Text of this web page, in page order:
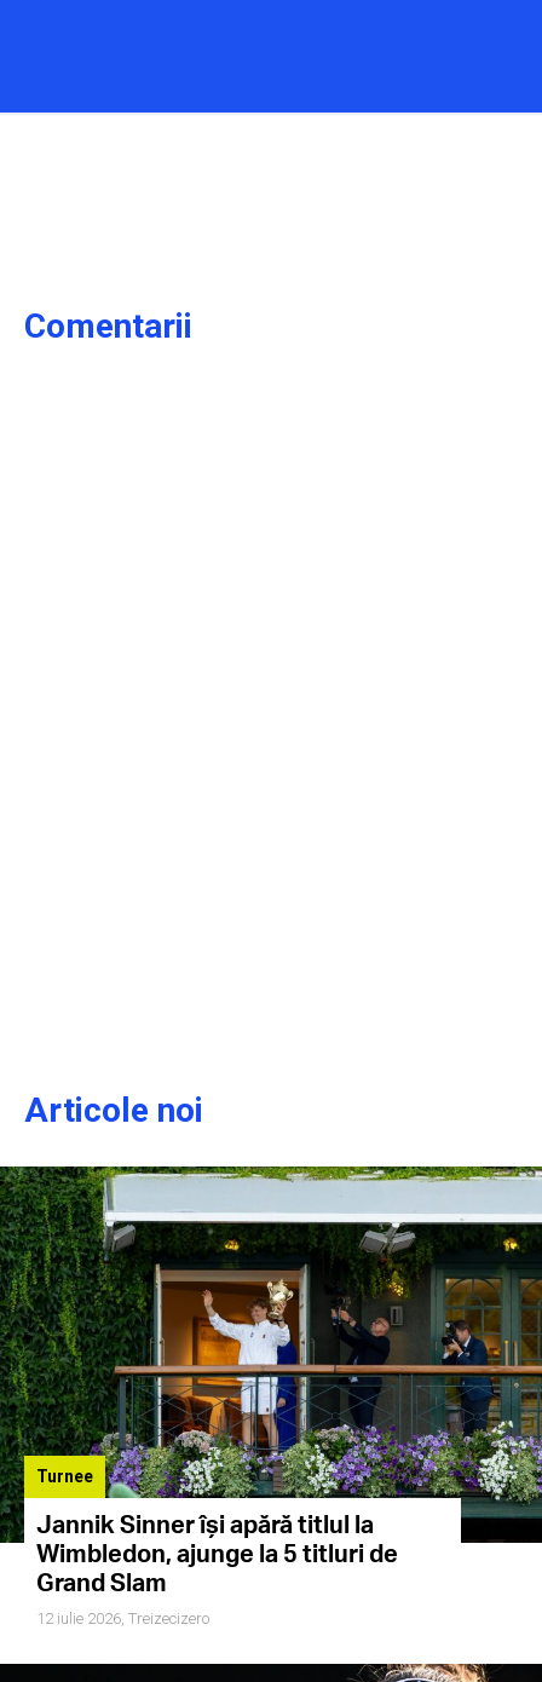
Comentarii
Articole noi
Turnee
Jannik Sinner își apără titlul la
Wimbledon, ajunge la 5 titluri de
Grand Slam
12 iulie 2026, Treizecizero